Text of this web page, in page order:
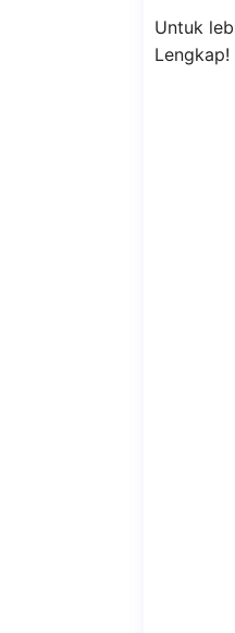
Untuk